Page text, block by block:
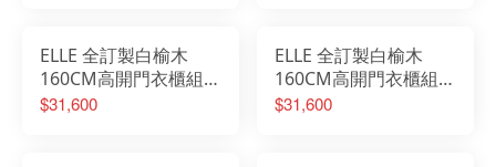
ELLE 全訂製白榆木
160CM高開門衣櫃組
(雙吊+三抽)
$31,600
ELLE 全訂製白榆木
160CM高開門衣櫃組
(單吊+三抽)
$31,600